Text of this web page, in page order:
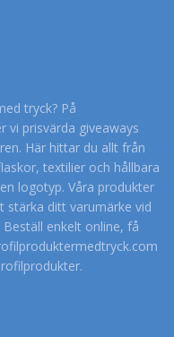
tryck? På
vi prisvärda giveaways
Här hittar du allt från
textilier och hållbara
logotyp. Våra produkter
stärka ditt varumärke vid
enkelt online, få